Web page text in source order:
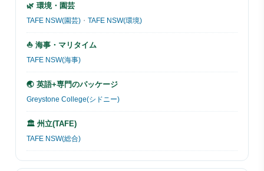
🌿 環境・園芸
TAFE NSW(園芸) ・ TAFE NSW(環境)
⛵ 海事・マリタイム
TAFE NSW(海事)
🌏 英語+専門のパッケージ
Greystone College(シドニー)
🏛 州立(TAFE)
TAFE NSW(総合)